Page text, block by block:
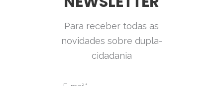
Para receber todas as
novidades sobre dupla-
cidadania